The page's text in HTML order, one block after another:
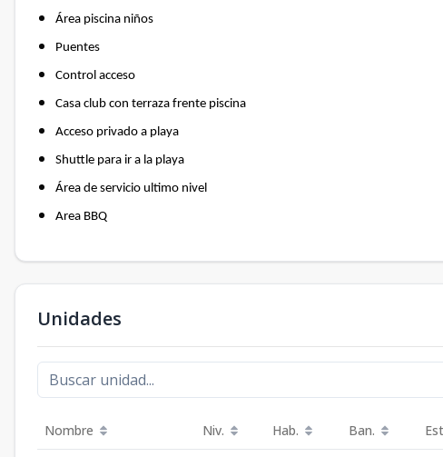
Área piscina niños
Puentes
Control acceso
Casa club con terraza frente piscina
Acceso privado a playa
Shuttle para ir a la playa
Área de servicio ultimo nivel
Area BBQ
Unidades
Nombre Niv. Hab. Ban.